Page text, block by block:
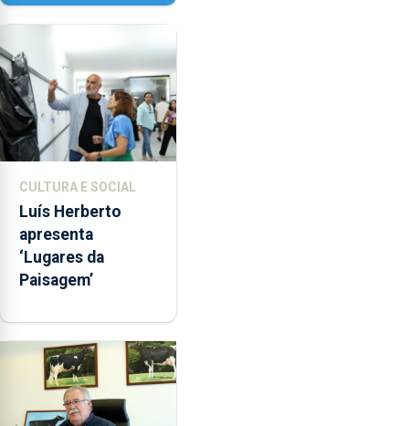
Senhora da
CULTURA E SOCIAL
Luís Herberto
apresenta
‘Lugares da
Paisagem’